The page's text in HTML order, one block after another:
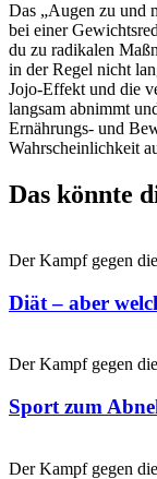
Das „Augen zu und
bei einer
du zu radikalen
in der Regel nicht
Jojo-Effekt und die
langsam abnimmt
Ernährungs- und
Wahrscheinlichkeit
Das könnte
Der Kampf gegen
Diät – aber
Der Kampf gegen
Sport zum
Der Kampf gegen